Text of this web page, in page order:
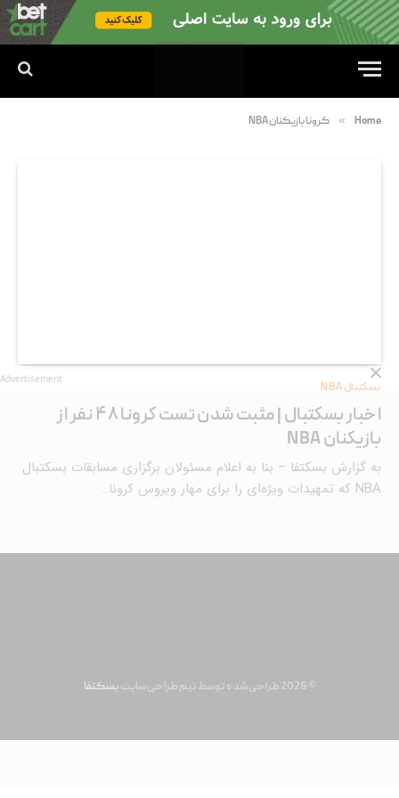
Home
» کرونا بازیکنان NBA
بسکتبال NBA
اخبار بسکتبال | مثبت شدن تست کرونا ۴۸ نفر از
بازیکنان NBA
به گزارش بسکتفا – بنا به اعلام مسئولان برگزاری مسابقات بسکتبال
NBA که تمهیدات ویژه‌ای را برای مهار ویروس کرونا…
© 2026 طراحی شده توسط تیم طراحی سایت بسکتفا
Advertisement